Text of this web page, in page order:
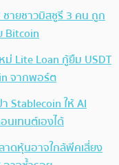
ายชาวมิสซูรี 3 คน ถูก
Bitcoin
ม่ Lite Loan กู้ยืม USDT
จากพอร์ต
Stablecoin ให้ AI
นเทนต์เองได้
าดหุ้นอาจใกล้พีคเสี่ยง